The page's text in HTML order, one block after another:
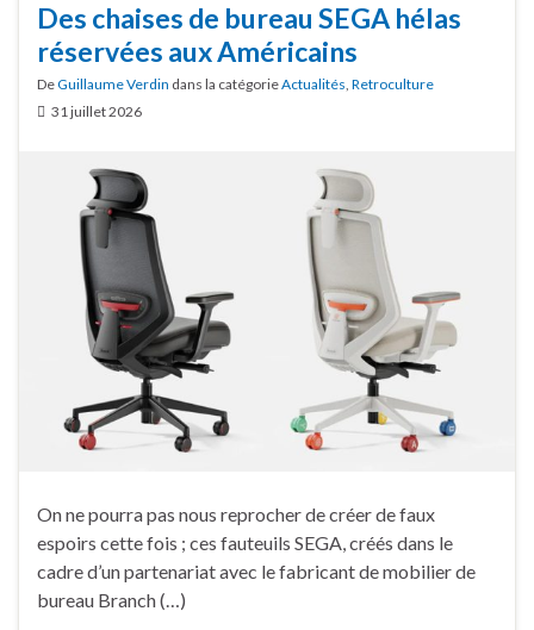
Des chaises de bureau SEGA hélas
réservées aux Américains
DeGuillaume Verdin dans la catégorieActualités, Retroculture
31 juillet 2026
On ne pourra pas nous reprocher de créer de faux
espoirs cette fois ; ces fauteuils SEGA, créés dans le
cadre d’un partenariat avec le fabricant de mobilier de
bureau Branch (…)